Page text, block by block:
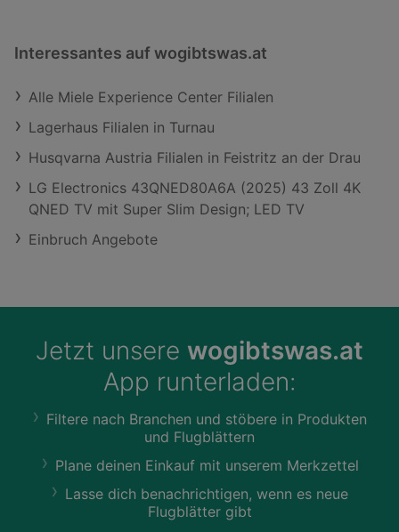
Interessantes auf wogibtswas.at
Alle Miele Experience Center Filialen
Lagerhaus Filialen in Turnau
Husqvarna Austria Filialen in Feistritz an der Drau
LG Electronics 43QNED80A6A (2025) 43 Zoll 4K
QNED TV mit Super Slim Design; LED TV
Einbruch Angebote
Jetzt unsere wogibtswas.at
App runterladen:
Filtere nach Branchen und stöbere in Produkten
und Flugblättern
Plane deinen Einkauf mit unserem Merkzettel
Lasse dich benachrichtigen, wenn es neue
Flugblätter gibt